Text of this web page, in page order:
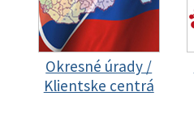
Okresné úrady /
Klientske centrá